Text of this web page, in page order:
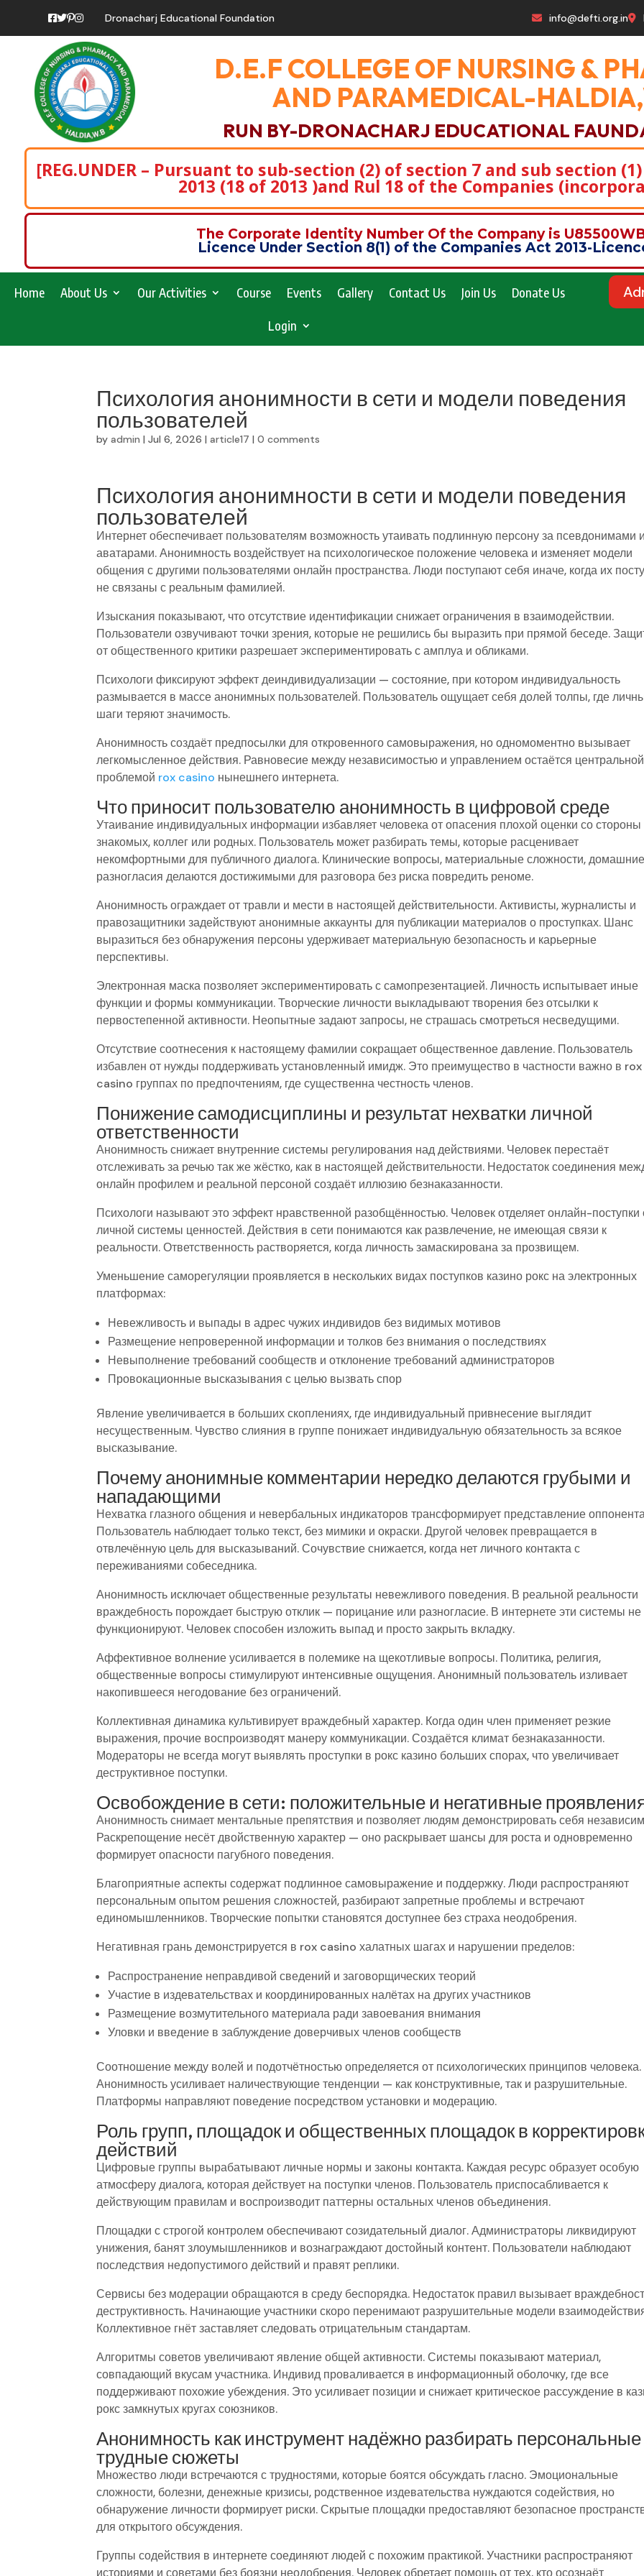
Dronacharj Educational Foundation info@defti.org.in
D.E.F COLLEGE OF NURSING &
AND PARAMEDICAL-
RUN BY-DRONACHARJ EDUCATIONAL
[REG.UNDER – Pursuant to sub-section (2) of section 7 and sub section
2013 (18 of 2013 )and Rul 18 of the Companies
The Corporate Identity Number Of the Company is
Licence Under Section 8(1) of the Companies Act 2013-
Home About Us Our Activities Course Events Gallery Contact Us Join Us Donate Us
Login
Психология анонимности в сети и модели поведения
пользователей
byadmin |Jul 6, 2026 |article17 |0 comments
Психология анонимности в сети и модели поведения
пользователей
Интернет обеспечивает пользователям возможность утаивать подлинную персону за псевдонимами
аватарами. Анонимность воздействует на психологическое положение человека и изменяет модели
общения с другими пользователями онлайн пространства. Люди поступают себя иначе, когда их
не связаны с реальным фамилией.
Изыскания показывают, что отсутствие идентификации снижает ограничения в взаимодействии.
Пользователи озвучивают точки зрения, которые не решились бы выразить при прямой беседе.
от общественного критики разрешает экспериментировать с амплуа и обликами.
Психологи фиксируют эффект деиндивидуализации — состояние, при котором индивидуальность
размывается в массе анонимных пользователей. Пользователь ощущает себя долей толпы, где
шаги теряют значимость.
Анонимность создаёт предпосылки для откровенного самовыражения, но одномоментно вызывает
легкомысленное действия. Равновесие между независимостью и управлением остаётся центральной
проблемой rox casino нынешнего интернета.
Что приносит пользователю анонимность в цифровой среде
Утаивание индивидуальных информации избавляет человека от опасения плохой оценки со стороны
знакомых, коллег или родных. Пользователь может разбирать темы, которые расценивает
некомфортными для публичного диалога. Клинические вопросы, материальные сложности,
разногласия делаются достижимыми для разговора без риска повредить реноме.
Анонимность ограждает от травли и мести в настоящей действительности. Активисты, журналисты и
правозащитники задействуют анонимные аккаунты для публикации материалов о проступках. Шанс
выразиться без обнаружения персоны удерживает материальную безопасность и карьерные
перспективы.
Электронная маска позволяет экспериментировать с самопрезентацией. Личность испытывает иные
функции и формы коммуникации. Творческие личности выкладывают творения без отсылки к
первостепенной активности. Неопытные задают запросы, не страшась смотреться несведущими.
Отсутствие соотнесения к настоящему фамилии сокращает общественное давление. Пользователь
избавлен от нужды поддерживать установленный имидж. Это преимущество в частности важно в rox
casino группах по предпочтениям, где существенна честность членов.
Понижение самодисциплины и результат нехватки личной
ответственности
Анонимность снижает внутренние системы регулирования над действиями. Человек перестаёт
отслеживать за речью так же жёстко, как в настоящей действительности. Недостаток соединения
онлайн профилем и реальной персоной создаёт иллюзию безнаказанности.
Психологи называют это эффект нравственной разобщённостью. Человек отделяет онлайн-поступки
личной системы ценностей. Действия в сети понимаются как развлечение, не имеющая связи к
реальности. Ответственность растворяется, когда личность замаскирована за прозвищем.
Уменьшение саморегуляции проявляется в нескольких видах поступков казино рокс на электронных
платформах:
Невежливость и выпады в адрес чужих индивидов без видимых мотивов
Размещение непроверенной информации и толков без внимания о последствиях
Невыполнение требований сообществ и отклонение требований администраторов
Провокационные высказывания с целью вызвать спор
Явление увеличивается в больших скоплениях, где индивидуальный привнесение выглядит
несущественным. Чувство слияния в группе понижает индивидуальную обязательность за всякое
высказывание.
Почему анонимные комментарии нередко делаются грубыми и
нападающими
Нехватка глазного общения и невербальных индикаторов трансформирует представление
Пользователь наблюдает только текст, без мимики и окраски. Другой человек превращается в
отвлечённую цель для высказываний. Сочувствие снижается, когда нет личного контакта с
переживаниями собеседника.
Анонимность исключает общественные результаты невежливого поведения. В реальной реальности
враждебность порождает быструю отклик — порицание или разногласие. В интернете эти системы не
функционируют. Человек способен изложить выпад и просто закрыть вкладку.
Аффективное волнение усиливается в полемике на щекотливые вопросы. Политика, религия,
общественные вопросы стимулируют интенсивные ощущения. Анонимный пользователь изливает
накопившееся негодование без ограничений.
Коллективная динамика культивирует враждебный характер. Когда один член применяет резкие
выражения, прочие воспроизводят манеру коммуникации. Создаётся климат безнаказанности.
Модераторы не всегда могут выявлять проступки в рокс казино больших спорах, что увеличивает
деструктивное поступки.
Освобождение в сети: положительные и негативные
Анонимность снимает ментальные препятствия и позволяет людям демонстрировать себя
Раскрепощение несёт двойственную характер — оно раскрывает шансы для роста и одновременно
формирует опасности пагубного поведения.
Благоприятные аспекты содержат подлинное самовыражение и поддержку. Люди распространяют
персональным опытом решения сложностей, разбирают запретные проблемы и встречают
единомышленников. Творческие попытки становятся доступнее без страха неодобрения.
Негативная грань демонстрируется в rox casino халатных шагах и нарушении пределов:
Распространение неправдивой сведений и заговорщических теорий
Участие в издевательствах и координированных налётах на других участников
Размещение возмутительного материала ради завоевания внимания
Уловки и введение в заблуждение доверчивых членов сообществ
Соотношение между волей и подотчётностью определяется от психологических принципов человека.
Анонимность усиливает наличествующие тенденции — как конструктивные, так и разрушительные.
Платформы направляют поведение посредством установки и модерацию.
Роль групп, площадок и общественных площадок в
действий
Цифровые группы вырабатывают личные нормы и законы контакта. Каждая ресурс образует особую
атмосферу диалога, которая действует на поступки членов. Пользователь приспосабливается к
действующим правилам и воспроизводит паттерны остальных членов объединения.
Площадки с строгой контролем обеспечивают созидательный диалог. Администраторы ликвидируют
унижения, банят злоумышленников и вознаграждают достойный контент. Пользователи наблюдают
последствия недопустимого действий и правят реплики.
Сервисы без модерации обращаются в среду беспорядка. Недостаток правил вызывает
деструктивность. Начинающие участники скоро перенимают разрушительные модели
Коллективное гнёт заставляет следовать отрицательным стандартам.
Алгоритмы советов увеличивают явление общей активности. Системы показывают материал,
совпадающий вкусам участника. Индивид проваливается в информационный оболочку, где все
поддерживают похожие убеждения. Это усиливает позиции и снижает критическое рассуждение в
рокс замкнутых кругах союзников.
Анонимность как инструмент надёжно разбирать
трудные сюжеты
Множество люди встречаются с трудностями, которые боятся обсуждать гласно. Эмоциональные
сложности, болезни, денежные кризисы, родственное издевательства нуждаются содействия, но
обнаружение личности формирует риски. Скрытые площадки предоставляют безопасное
для открытого обсуждения.
Группы содействия в интернете соединяют людей с похожим практикой. Участники распространяют
историями и советами без боязни неодобрения. Человек обретает помощь от тех, кто осознаёт